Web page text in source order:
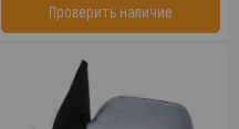
Проверить наличие